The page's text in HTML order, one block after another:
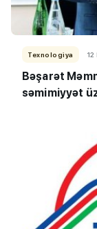
Texnologiya 12
Bəşarət
səmimiyyət